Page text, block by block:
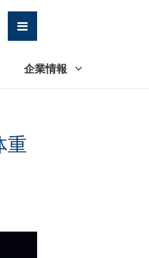
企業情報
重